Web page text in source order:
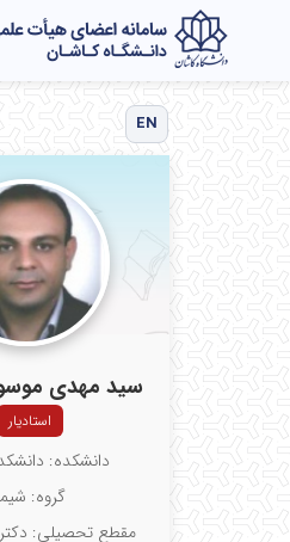
EN
سید مهدی
استادیار
دانشکده:
گروه:
مقطع تحصیلی: